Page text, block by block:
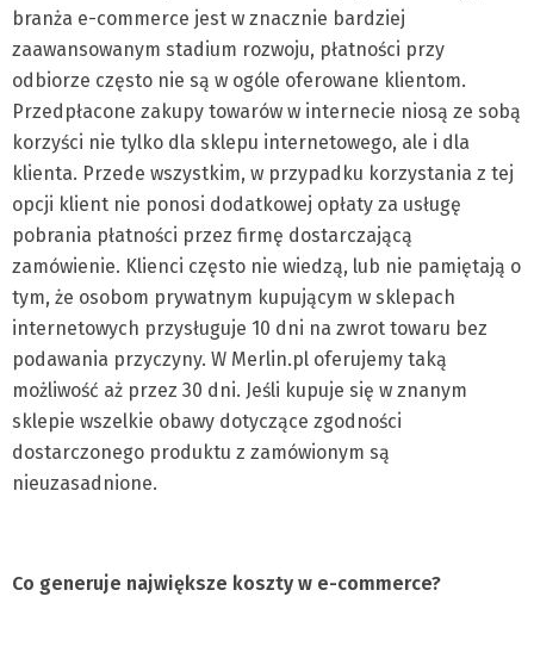
branża e-commerce jest w znacznie bardziej
zaawansowanym stadium rozwoju, płatności przy
odbiorze często nie są w ogóle oferowane klientom.
Przedpłacone zakupy towarów w internecie niosą ze sobą
korzyści nie tylko dla sklepu internetowego, ale i dla
klienta. Przede wszystkim, w przypadku korzystania z tej
opcji klient nie ponosi dodatkowej opłaty za usługę
pobrania płatności przez firmę dostarczającą
zamówienie. Klienci często nie wiedzą, lub nie pamiętają o
tym, że osobom prywatnym kupującym w sklepach
internetowych przysługuje 10 dni na zwrot towaru bez
podawania przyczyny. W Merlin.pl oferujemy taką
możliwość aż przez 30 dni. Jeśli kupuje się w znanym
sklepie wszelkie obawy dotyczące zgodności
dostarczonego produktu z zamówionym są
nieuzasadnione.
Co generuje największe koszty w e-commerce?